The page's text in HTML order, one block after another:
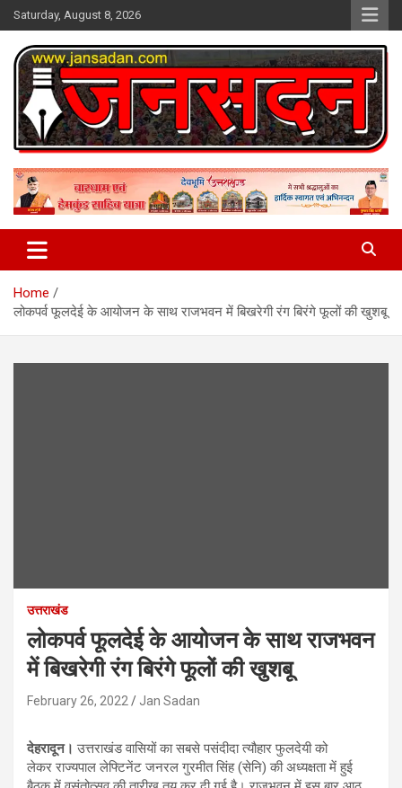
Skip
to
content
Saturday, August 8, 2026
Jan Sadan
Home
लोकपर्व फूलदेई के आयोजन के साथ राजभवन में बिखरेगी रंग बिरंगे फूलों की खुशबू
उत्तराखंड
लोकपर्व फूलदेई के आयोजन के साथ राजभवन
में बिखरेगी रंग बिरंगे फूलों की खुशबू
February 26, 2022 Jan Sadan
देहरादून। उत्तराखंड वासियों का सबसे पसंदीदा त्यौहार फुलदेयी को
लेकर राज्यपाल लेफ्टिनेंट जनरल गुरमीत सिंह (सेनि) की अध्यक्षता में हुई